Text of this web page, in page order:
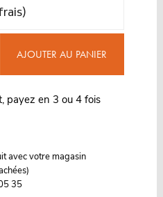
AJOUTER AU PANIER
payez en 3 ou 4 fois
avec votre magasin
35